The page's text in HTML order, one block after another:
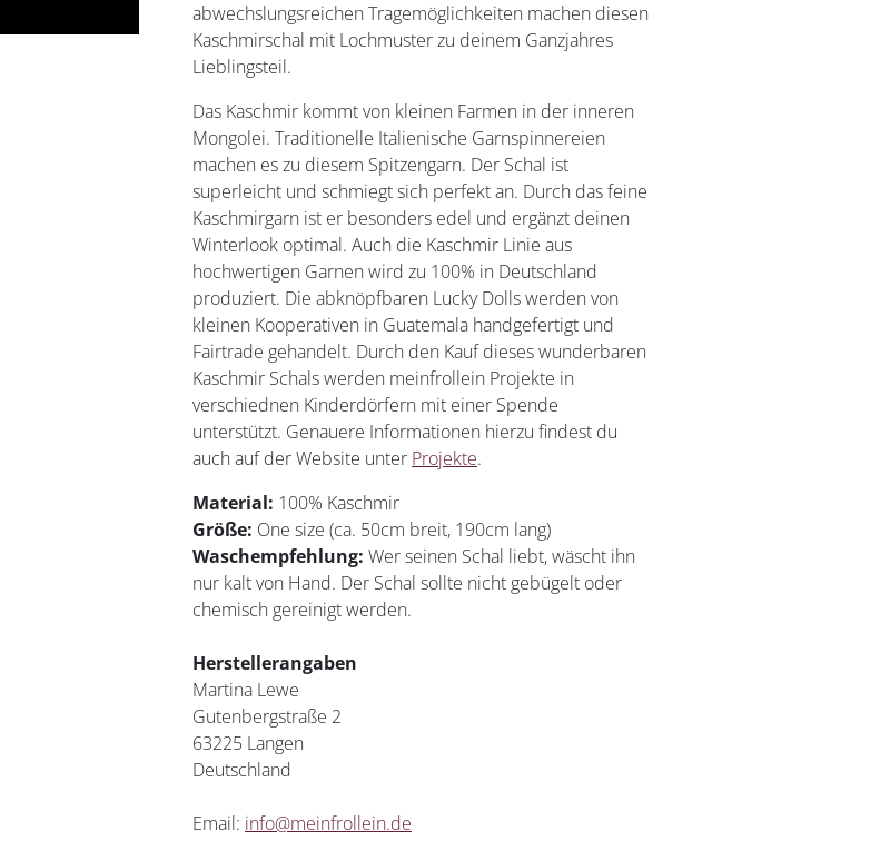
abwechslungsreichen Tragemöglichkeiten machen diesen
Kaschmirschal mit Lochmuster zu deinem Ganzjahres
Lieblingsteil.
Das Kaschmir kommt von kleinen Farmen in der inneren
Mongolei. Traditionelle Italienische Garnspinnereien
machen es zu diesem Spitzengarn. Der Schal ist
superleicht und schmiegt sich perfekt an. Durch das feine
Kaschmirgarn ist er besonders edel und ergänzt deinen
Winterlook optimal. Auch die Kaschmir Linie aus
hochwertigen Garnen wird zu 100% in Deutschland
produziert. Die abknöpfbaren Lucky Dolls werden von
kleinen Kooperativen in Guatemala handgefertigt und
Fairtrade gehandelt. Durch den Kauf dieses wunderbaren
Kaschmir Schals werden meinfrollein Projekte in
verschiednen Kinderdörfern mit einer Spende
unterstützt. Genauere Informationen hierzu findest du
auch auf der Website unter Projekte.
Material: 100% Kaschmir
Größe: One size (ca. 50cm breit, 190cm lang)
Waschempfehlung: Wer seinen Schal liebt, wäscht ihn
nur kalt von Hand. Der Schal sollte nicht gebügelt oder
chemisch gereinigt werden.
Herstellerangaben
Martina Lewe
Gutenbergstraße 2
63225 Langen
Deutschland
Email: info@meinfrollein.de